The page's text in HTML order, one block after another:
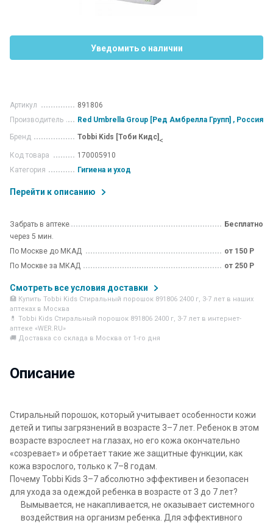
Уведомить о наличии
Артикул
891806
Производитель
Red Umbrella Group [Ред Амбрелла Групп] , Россия
Бренд
Tobbi Kids [Тоби Кидс] <
Код товара
170005910
Категория
Гигиена и уход
Перейти к описанию
Забрать в аптеке
через 5 мин.
Бесплатно
По Москве до МКАД
от 150 Р
По Москве за МКАД
от 250 Р
Смотреть все условия доставки
🏥 Купить Tobbi Kids Стиральный порошок 891806 2400 г, 3-7 лет в наших
аптеках в Москва
💊 Tobbi Kids Стиральный порошок 891806 2400 г, 3-7 лет в интернет-
аптеке «WER.RU»
🚚 Доставка со склада в Москва от 1-го дня
Описание
Стиральный порошок, который учитывает особенности кожи
детей и типы загрязнений в возрасте 3–7 лет. Ребенок в этом
возрасте взрослеет на глазах, но его кожа окончательно
«созревает» и обретает такие же защитные функции, как
кожа взрослого, только к 7–8 годам.
Почему Tobbi Kids 3–7 абсолютно эффективен и безопасен
для ухода за одеждой ребенка в возрасте от 3 до 7 лет?
Вымывается, не накапливается, не оказывает системного
воздействия на организм ребенка. Для эффективного